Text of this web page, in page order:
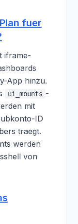
fuer
iframe-
App hinzu.
ui_mounts -
mit
ID
traegt.
werden
von